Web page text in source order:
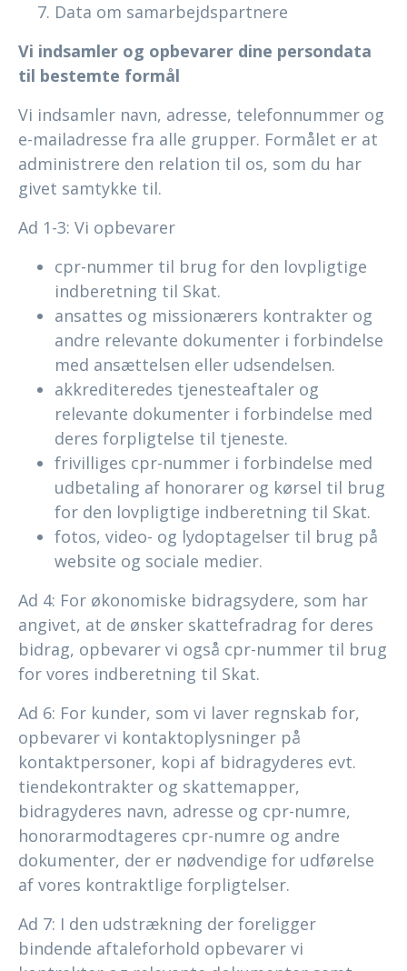
Data om samarbejdspartnere
Vi indsamler og opbevarer dine persondata
til bestemte formål
Vi indsamler navn, adresse, telefonnummer og
e-mailadresse fra alle grupper. Formålet er at
administrere den relation til os, som du har
givet samtykke til.
Ad 1-3: Vi opbevarer
cpr-nummer til brug for den lovpligtige
indberetning til Skat.
ansattes og missionærers kontrakter og
andre relevante dokumenter i forbindelse
med ansættelsen eller udsendelsen.
akkrediteredes tjenesteaftaler og
relevante dokumenter i forbindelse med
deres forpligtelse til tjeneste.
frivilliges cpr-nummer i forbindelse med
udbetaling af honorarer og kørsel til brug
for den lovpligtige indberetning til Skat.
fotos, video- og lydoptagelser til brug på
website og sociale medier.
Ad 4: For økonomiske bidragsydere, som har
angivet, at de ønsker skattefradrag for deres
bidrag, opbevarer vi også cpr-nummer til brug
for vores indberetning til Skat.
Ad 6: For kunder, som vi laver regnskab for,
opbevarer vi kontaktoplysninger på
kontaktpersoner, kopi af bidragyderes evt.
tiendekontrakter og skattemapper,
bidragyderes navn, adresse og cpr-numre,
honorarmodtageres cpr-numre og andre
dokumenter, der er nødvendige for udførelse
af vores kontraktlige forpligtelser.
Ad 7: I den udstrækning der foreligger
bindende aftaleforhold opbevarer vi